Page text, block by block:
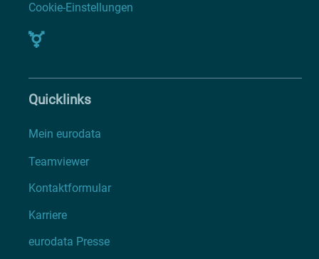
Cookie-Einstellungen
Quicklinks
Mein eurodata
Teamviewer
Kontaktformular
Karriere
eurodata Presse